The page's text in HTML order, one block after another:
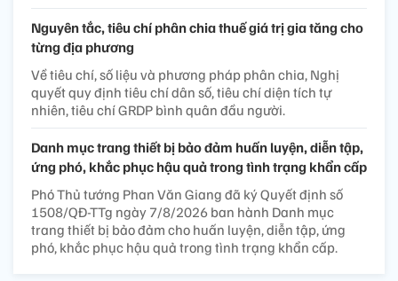
Nguyên tắc, tiêu chí phân chia thuế giá trị gia tăng cho
từng địa phương
Về tiêu chí, số liệu và phương pháp phân chia, Nghị
quyết quy định tiêu chí dân số, tiêu chí diện tích tự
nhiên, tiêu chí GRDP bình quân đầu người.
Danh mục trang thiết bị bảo đảm huấn luyện, diễn tập,
ứng phó, khắc phục hậu quả trong tình trạng khẩn cấp
Phó Thủ tướng Phan Văn Giang đã ký Quyết định số
1508/QĐ-TTg ngày 7/8/2026 ban hành Danh mục
trang thiết bị bảo đảm cho huấn luyện, diễn tập, ứng
phó, khắc phục hậu quả trong tình trạng khẩn cấp.